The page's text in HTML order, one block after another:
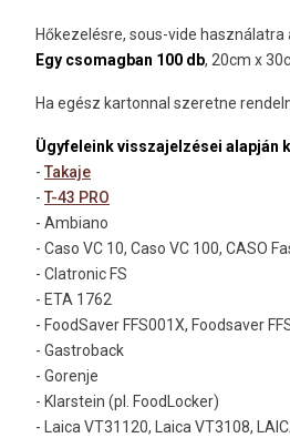
Hőkezelésre, sous-vide
Egy csomagban 100 db, 20cm x
Ha egész kartonnal szeretne
Ügyfeleink visszajelzései alapján
- Takaje
- T-43 PRO
- Ambiano
- Caso VC 10, Caso VC 100, CASO
- Clatronic FS
- ETA 1762
- FoodSaver FFS001X, Foodsaver
- Gastroback
- Gorenje
- Klarstein (pl. FoodLocker)
- Laica VT31120, Laica VT3108,